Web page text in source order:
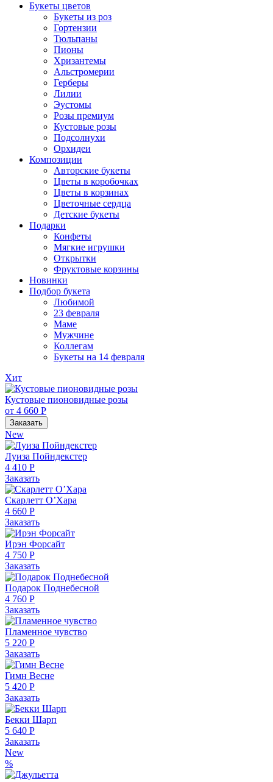
Букеты цветов
Букеты из роз
Гортензии
Тюльпаны
Пионы
Хризантемы
Альстромерии
Герберы
Лилии
Эустомы
Розы премиум
Кустовые розы
Подсолнухи
Орхидеи
Композиции
Авторские букеты
Цветы в коробочках
Цветы в корзинах
Цветочные сердца
Детские букеты
Подарки
Конфеты
Мягкие игрушки
Открытки
Фруктовые корзины
Новинки
Подбор букета
Любимой
23 февраля
Маме
Мужчине
Коллегам
Букеты на 14 февраля
Хит
Кустовые пионовидные розы
от 4 660 Р
Заказать
New
Луиза Пойндекстер
4 410 Р
Заказать
Скарлетт О’Хара
4 660 Р
Заказать
Ирэн Форсайт
4 750 Р
Заказать
Подарок Поднебесной
4 760 Р
Заказать
Пламенное чувство
5 220 Р
Заказать
Гимн Весне
5 420 Р
Заказать
Бекки Шарп
5 640 Р
Заказать
New
%